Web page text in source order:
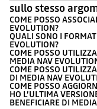
sullo stesso
COME POSSO
EVOLUTION?
QUALI SONO I
EVOLUTION?
COME POSSO
MEDIA NAV
COME POSSO
DI MEDIA NAV
COME POSSO
HO L’ULTIMA
BENEFICIARE DI